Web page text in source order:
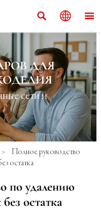
  
ДЛЯ
сети и
>
Полное руководство
остатка
по удалению
остатка